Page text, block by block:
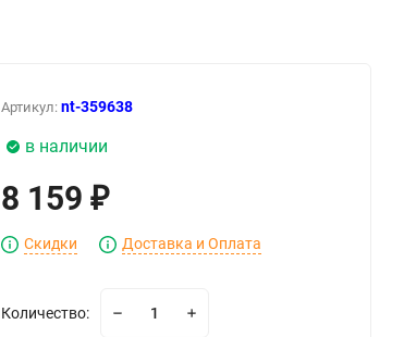
Артикул:nt-359638
в наличии
8 159₽
Скидки Доставка и Оплата
Количество: